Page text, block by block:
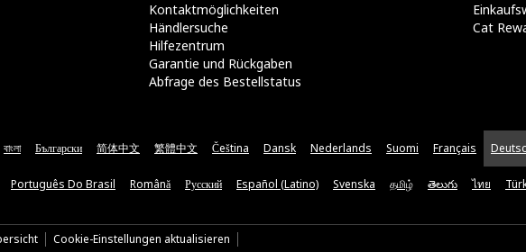
Kontaktmöglichkeiten​
Händlersuche
Hilfezentrum
Garantie und Rückgaben
Abfrage des Bestellstatus
Cat
বাংলা Български 简体中文 繁體中文 Čeština Dansk Nederlands Suomi Français
Português Do Brasil Română Русский Español (Latino) Svenska தமிழ் తెలుగు ไทย
Cookie-Einstellungen aktualisieren